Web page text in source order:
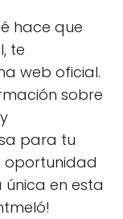
hace que
te
web oficial.
sobre
para tu
oportunidad
en esta